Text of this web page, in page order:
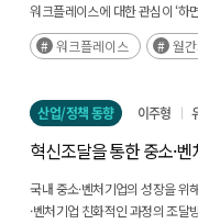
워크플레이스에 대한 관심이 ‘하
(must-have)’으로 변화되고 있
(후략)워크플레이스 월
산업/정책 동향 이주형
혁신조달을 통한 중소·
국내 중소·벤처기업의 성장을
·벤처기업 친화적인 과정의 조달